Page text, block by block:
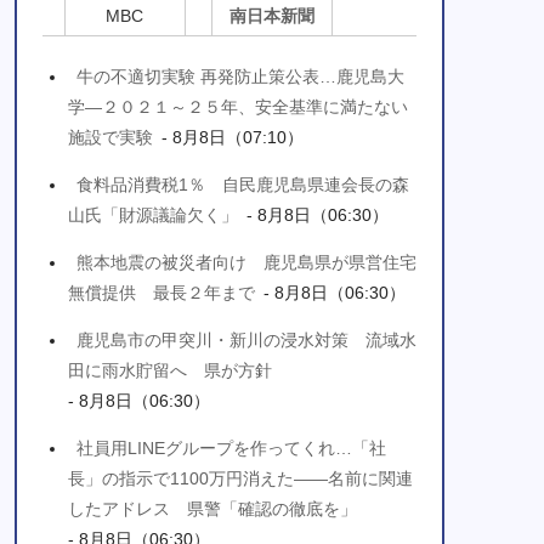
MBC 南日本新聞
牛の不適切実験 再発防止策公表…鹿児島大
学―２０２１～２５年、安全基準に満たない
施設で実験 - 8月8日（07:10）
食料品消費税1％ 自民鹿児島県連会長の森
山氏「財源議論欠く」
- 8月8日（06:30）
熊本地震の被災者向け 鹿児島県が県営住宅
無償提供 最長２年まで - 8月8日（06:30）
鹿児島市の甲突川・新川の浸水対策 流域水
田に雨水貯留へ 県が方針
- 8月8日（06:30）
社員用LINEグループを作ってくれ…「社
長」の指示で1100万円消えた――名前に関連
したアドレス 県警「確認の徹底を」
- 8月8日（06:30）